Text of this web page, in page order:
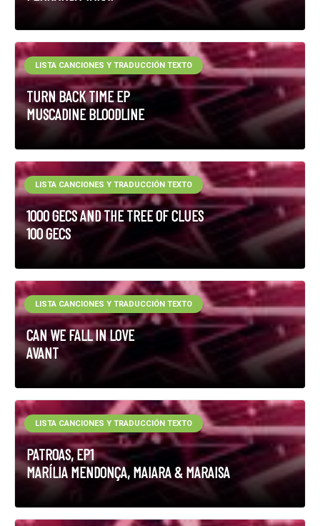
TURN BACK TIME EP
MUSCADINE BLOODLINE
LISTA CANCIONES Y TRADUCCIÓN TEXTO
1000 GECS AND THE TREE OF CLUES
100 GECS
LISTA CANCIONES Y TRADUCCIÓN TEXTO
CAN WE FALL IN LOVE
AVANT
LISTA CANCIONES Y TRADUCCIÓN TEXTO
PATROAS, EP1
MARÍLIA MENDONÇA, MAIARA & MARAISA
LISTA CANCIONES Y TRADUCCIÓN TEXTO